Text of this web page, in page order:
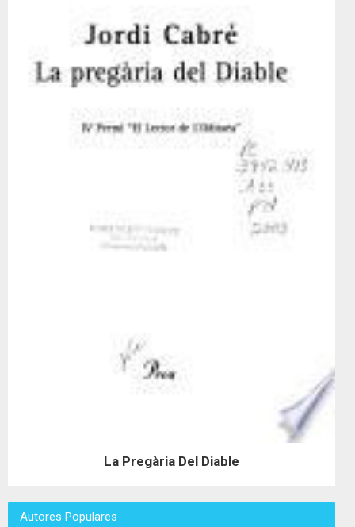
La Pregària Del Diable
Autores Populares